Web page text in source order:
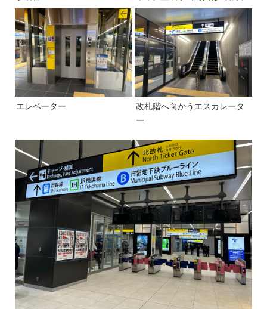
エレベーター
改札階へ向かうエスカレータ
ー